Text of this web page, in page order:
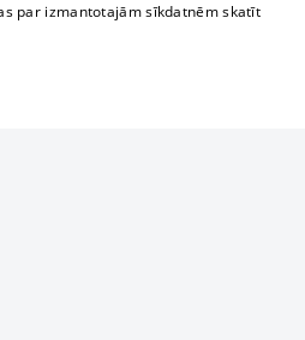
par izmantotajām sīkdatnēm skatīt